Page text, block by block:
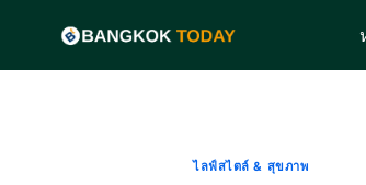
content
ไลฟ์สไตล์ & สุขภาพ